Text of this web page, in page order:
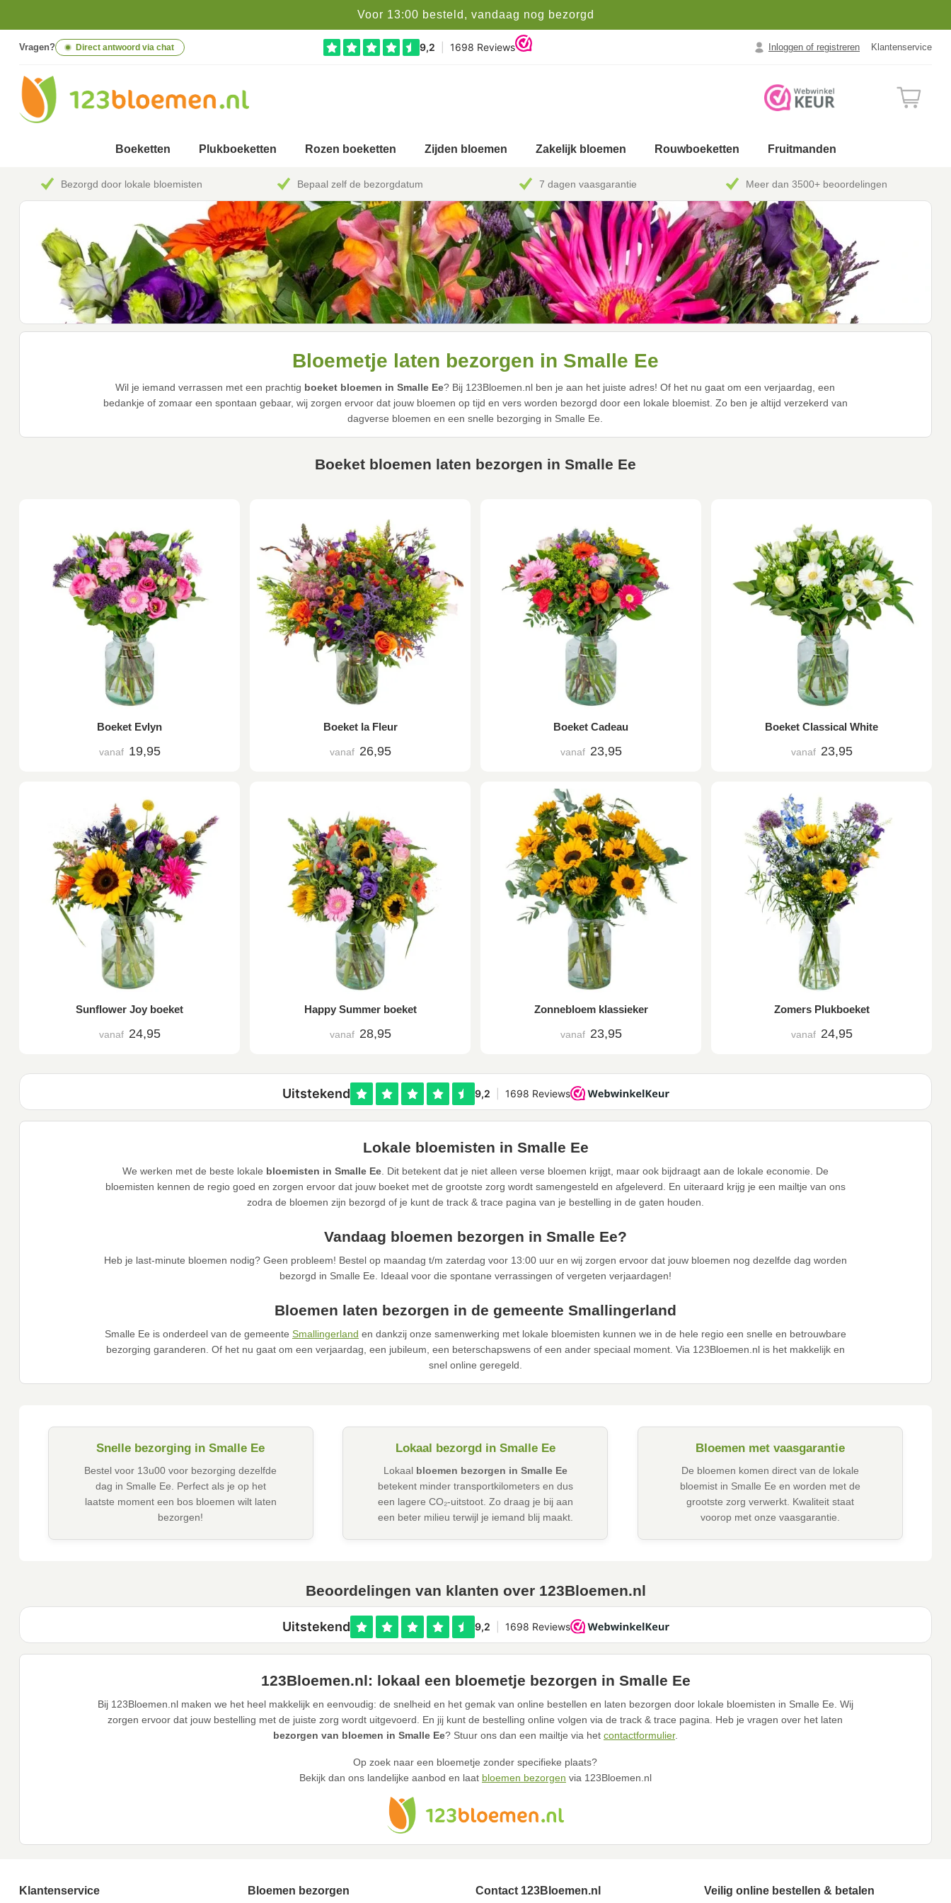
Voor 13:00 besteld, vandaag nog bezorgd
Vragen? Direct antwoord via chat Inloggen of registreren Klantenservice
Boeketten Plukboeketten Rozen boeketten Zijden bloemen Zakelijk bloemen Rouwboeketten Fruitmanden
Bezorgd door lokale bloemisten Bepaal zelf de bezorgdatum 7 dagen vaasgarantie Meer dan 3500+ beoordelingen
Bloemetje laten bezorgen in Smalle Ee
Wil je iemand verrassen met een prachtig boeket bloemen in Smalle Ee? Bij 123Bloemen.nl ben je aan het juiste adres! Of het nu gaat om een verjaardag, een
bedankje of zomaar een spontaan gebaar, wij zorgen ervoor dat jouw bloemen op tijd en vers worden bezorgd door een lokale bloemist. Zo ben je altijd verzekerd van
dagverse bloemen en een snelle bezorging in Smalle Ee.
Boeket bloemen laten bezorgen in Smalle Ee
Boeket Evlyn
vanaf 19,95
Boeket la Fleur
vanaf 26,95
Boeket Cadeau
vanaf 23,95
Boeket Classical White
vanaf 23,95
Sunflower Joy boeket
vanaf 24,95
Happy Summer boeket
vanaf 28,95
Zonnebloem klassieker
vanaf 23,95
Zomers Plukboeket
vanaf 24,95
Lokale bloemisten in Smalle Ee
We werken met de beste lokale bloemisten in Smalle Ee. Dit betekent dat je niet alleen verse bloemen krijgt, maar ook bijdraagt aan de lokale economie. De
bloemisten kennen de regio goed en zorgen ervoor dat jouw boeket met de grootste zorg wordt samengesteld en afgeleverd. En uiteraard krijg je een mailtje van ons
zodra de bloemen zijn bezorgd of je kunt de track & trace pagina van je bestelling in de gaten houden.
Vandaag bloemen bezorgen in Smalle Ee?
Heb je last-minute bloemen nodig? Geen probleem! Bestel op maandag t/m zaterdag voor 13:00 uur en wij zorgen ervoor dat jouw bloemen nog dezelfde dag worden
bezorgd in Smalle Ee. Ideaal voor die spontane verrassingen of vergeten verjaardagen!
Bloemen laten bezorgen in de gemeente Smallingerland
Smalle Ee is onderdeel van de gemeente Smallingerland en dankzij onze samenwerking met lokale bloemisten kunnen we in de hele regio een snelle en betrouwbare
bezorging garanderen. Of het nu gaat om een verjaardag, een jubileum, een beterschapswens of een ander speciaal moment. Via 123Bloemen.nl is het makkelijk en
snel online geregeld.
Snelle bezorging in Smalle Ee
Bestel voor 13u00 voor bezorging dezelfde
dag in Smalle Ee. Perfect als je op het
laatste moment een bos bloemen wilt laten
bezorgen!
Lokaal bezorgd in Smalle Ee
Lokaal bloemen bezorgen in Smalle Ee
betekent minder transportkilometers en dus
een lagere CO₂-uitstoot. Zo draag je bij aan
een beter milieu terwijl je iemand blij maakt.
Bloemen met vaasgarantie
De bloemen komen direct van de lokale
bloemist in Smalle Ee en worden met de
grootste zorg verwerkt. Kwaliteit staat
voorop met onze vaasgarantie.
Beoordelingen van klanten over 123Bloemen.nl
123Bloemen.nl: lokaal een bloemetje bezorgen in Smalle Ee
Bij 123Bloemen.nl maken we het heel makkelijk en eenvoudig: de snelheid en het gemak van online bestellen en laten bezorgen door lokale bloemisten in Smalle Ee. Wij
zorgen ervoor dat jouw bestelling met de juiste zorg wordt uitgevoerd. En jij kunt de bestelling online volgen via de track & trace pagina. Heb je vragen over het laten
bezorgen van bloemen in Smalle Ee? Stuur ons dan een mailtje via het contactformulier.
Op zoek naar een bloemetje zonder specifieke plaats?
Bekijk dan ons landelijke aanbod en laat bloemen bezorgen via 123Bloemen.nl
Klantenservice Bloemen bezorgen Contact 123Bloemen.nl Veilig online bestellen & betalen